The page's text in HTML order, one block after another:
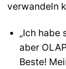
verwandeln
„Ich habe
aber
Beste!